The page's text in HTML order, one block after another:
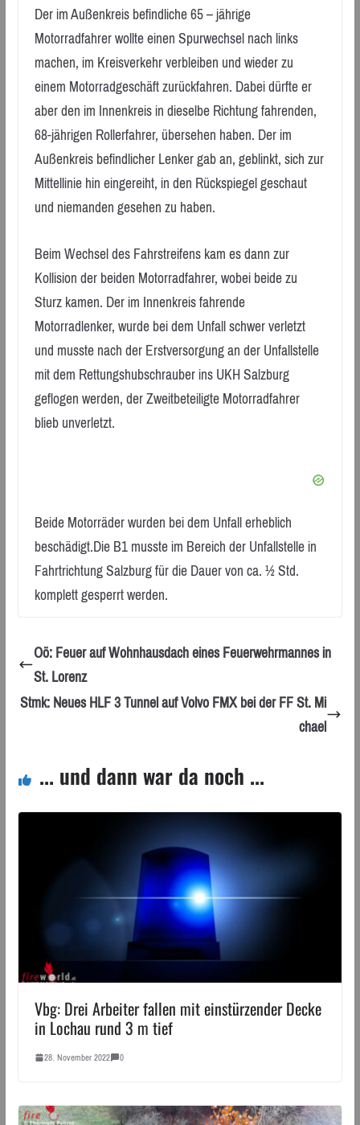
Der im Außenkreis befindliche 65 – jährige
Motorradfahrer wollte einen Spurwechsel nach links
machen, im Kreisverkehr verbleiben und wieder zu
einem Motorradgeschäft zurückfahren. Dabei dürfte er
aber den im Innenkreis in dieselbe Richtung fahrenden,
68-jährigen Rollerfahrer, übersehen haben. Der im
Außenkreis befindlicher Lenker gab an, geblinkt, sich zur
Mittellinie hin eingereiht, in den Rückspiegel geschaut
und niemanden gesehen zu haben.
Beim Wechsel des Fahrstreifens kam es dann zur
Kollision der beiden Motorradfahrer, wobei beide zu
Sturz kamen. Der im Innenkreis fahrende
Motorradlenker, wurde bei dem Unfall schwer verletzt
und musste nach der Erstversorgung an der Unfallstelle
mit dem Rettungshubschrauber ins UKH Salzburg
geflogen werden, der Zweitbeteiligte Motorradfahrer
blieb unverletzt.
Beide Motorräder wurden bei dem Unfall erheblich
beschädigt.Die B1 musste im Bereich der Unfallstelle in
Fahrtrichtung Salzburg für die Dauer von ca. ½ Std.
komplett gesperrt werden.
Oö: Feuer auf Wohnhausdach eines Feuerwehrmannes in
St. Lorenz
Stmk: Neues HLF 3 Tunnel auf Volvo FMX bei der FF St. Mi
chael
... und dann war da noch ...
Vbg: Drei Arbeiter fallen mit einstürzender Decke
in Lochau rund 3 m tief
28. November 2022 0